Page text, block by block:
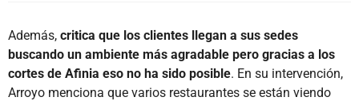
Además, critica que los clientes llegan a sus sedes
buscando un ambiente más agradable pero gracias a los
cortes de Afinia eso no ha sido posible. En su intervención,
Arroyo menciona que varios restaurantes se están viendo